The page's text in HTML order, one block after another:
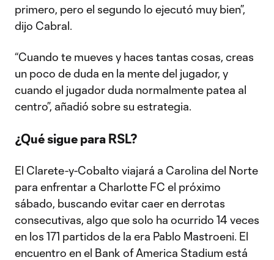
primero, pero el segundo lo ejecutó muy bien”,
dijo Cabral.
“Cuando te mueves y haces tantas cosas, creas
un poco de duda en la mente del jugador, y
cuando el jugador duda normalmente patea al
centro”, añadió sobre su estrategia.
¿Qué sigue para RSL?
El Clarete-y-Cobalto viajará a Carolina del Norte
para enfrentar a Charlotte FC el próximo
sábado, buscando evitar caer en derrotas
consecutivas, algo que solo ha ocurrido 14 veces
en los 171 partidos de la era Pablo Mastroeni. El
encuentro en el Bank of America Stadium está